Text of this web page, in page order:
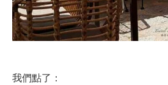
我們點了：